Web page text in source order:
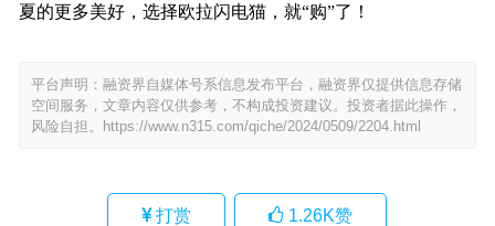
夏的更多美好，选择欧拉闪电猫，就“购”了！
平台声明：融资界自媒体号系信息发布平台，融资界仅提供信息存储
空间服务，文章内容仅供参考，不构成投资建议。投资者据此操作，
风险自担。 https://www.n315.com/qiche/2024/0509/2204.html
打赏 1.26K赞